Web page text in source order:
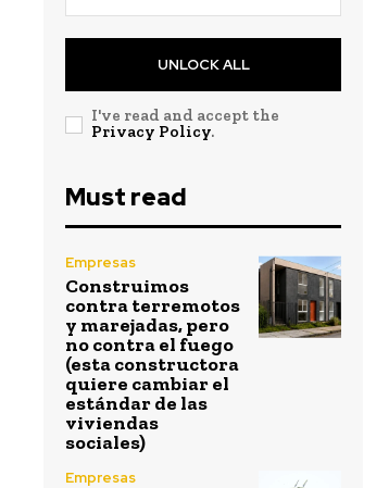
UNLOCK ALL
I've read and accept the
Privacy Policy.
Must read
Empresas
Construimos
contra terremotos
y marejadas, pero
no contra el fuego
(esta constructora
quiere cambiar el
estándar de las
viviendas
sociales)
Empresas